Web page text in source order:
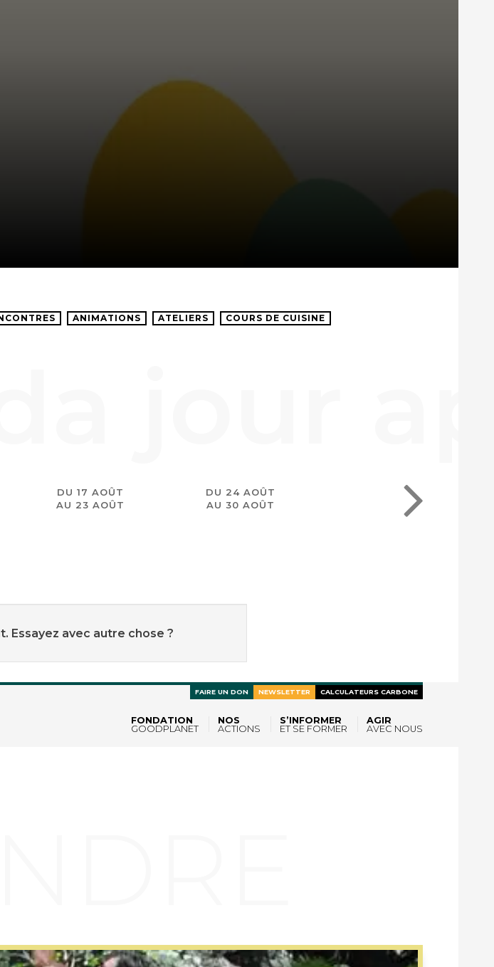
FONDATION
GOODPLANET
NOS
ACTIONS
S’INFORMER
ET SE FORMER
AGIR
AVEC NOUS
FAIRE UN DON NEWSLETTER CALCULATEURS CARBONE
ANIMATIONS ATELIERS COURS DE CUISINE
DU 17 AOÛT
AU 23 AOÛT
DU 24 AOÛT
AU 30 AOÛT
Essayez avec autre chose ?